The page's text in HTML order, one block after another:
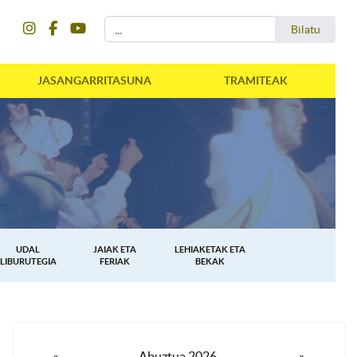
Bilatu
JASANGARRITASUNA TRAMITEAK
UDAL
LIBURUTEGIA
JAIAK ETA
FERIAK
LEHIAKETAK ETA
BEKAK